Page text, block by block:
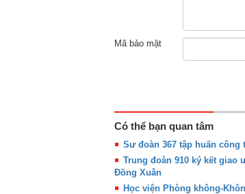
Mã bảo mật
Có thể bạn quan tâm
Sư đoàn 367 tập huấn công
Trung đoàn 910 ký kết giao
Đồng Xuân
Học viện Phòng không-